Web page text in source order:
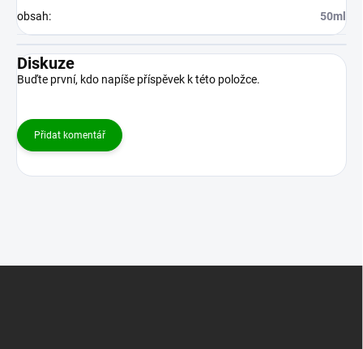
obsah: 50ml
Diskuze
Buďte první, kdo napíše příspěvek k této položce.
Přidat komentář